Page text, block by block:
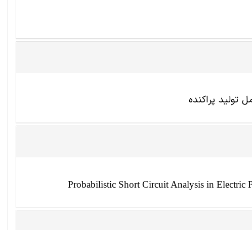
پراکنده
Probabilistic Short Circuit Analysis in Electric